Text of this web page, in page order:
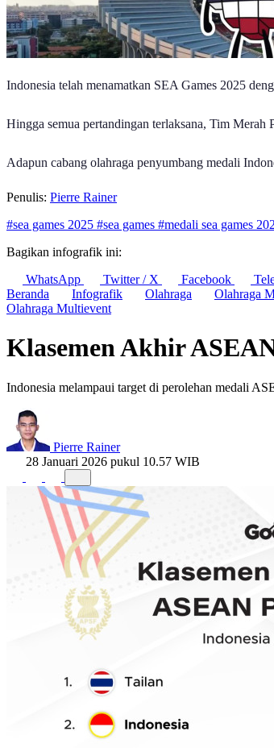
Indonesia telah menamatkan SEA Games 2025
Hingga semua pertandingan terlaksana, Tim
Adapun cabang olahraga penyumbang medali
Penulis: Pierre Rainer
#sea games 2025 #sea games #medali sea games
Bagikan infografik ini:
WhatsApp
Twitter / X Facebook
Beranda
Infografik Olahraga
Olahraga
Olahraga Multievent
Klasemen Akhir
Indonesia melampaui target di perolehan medali
Pierre Rainer
28 Januari 2026 pukul 10.57 WIB